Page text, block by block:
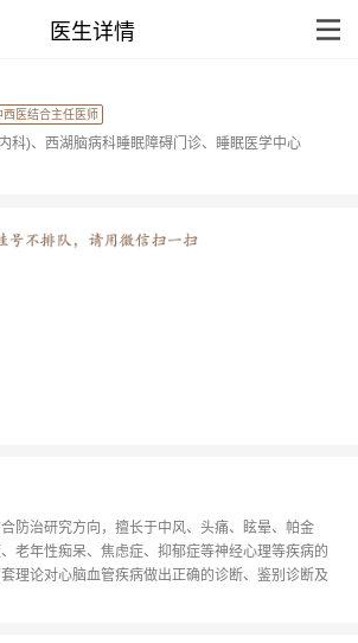
医生详情
西医结合主任医师
科)、西湖脑病科睡眠障碍门诊、睡眠医学中心
防治研究方向，擅长于中风、头痛、眩晕、帕金
老年性痴呆、焦虑症、抑郁症等神经心理等疾病的
理论对心脑血管疾病做出正确的诊断、鉴别诊断及